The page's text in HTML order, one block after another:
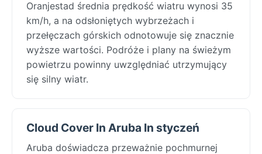
Oranjestad średnia prędkość wiatru wynosi 35
km/h, a na odsłoniętych wybrzeżach i
przełęczach górskich odnotowuje się znacznie
wyższe wartości. Podróże i plany na świeżym
powietrzu powinny uwzględniać utrzymujący
się silny wiatr.
Cloud Cover In Aruba In styczeń
Aruba doświadcza przeważnie pochmurnej